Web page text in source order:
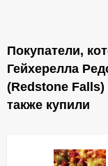
Покупатели,
Гейхерелла
(Redstone Falls)
также купили